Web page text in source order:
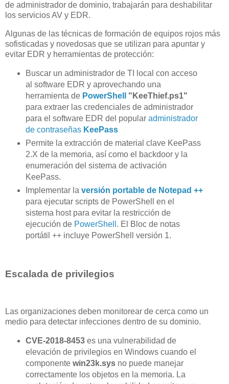
de administrador de dominio, trabajarán para deshabilitar
los servicios AV y EDR.
Algunas de las técnicas de formación de equipos rojos más
sofisticadas y novedosas que se utilizan para apuntar y
evitar EDR y herramientas de protección:
Buscar un administrador de TI local con acceso
al software EDR y aprovechando una
herramienta de PowerShell
"KeeThief.ps1"
para extraer las credenciales de administrador
para el software EDR del popular administrador
de contraseñas KeePass
Permite la extracción de material clave KeePass
2.X de la memoria, así como el backdoor y la
enumeración del sistema de activación
KeePass.
Implementar la versión portable de Notepad ++
para ejecutar scripts de PowerShell en el
sistema host para evitar la restricción de
ejecución de PowerShell . El Bloc de notas
portátil ++ incluye PowerShell versión 1.
Escalada de privilegios
Las organizaciones deben monitorear de cerca como un
medio para detectar infecciones dentro de su dominio.
CVE-2018-8453es una vulnerabilidad de
elevación de privilegios en Windows cuando el
componente win23k.sysno puede manejar
correctamente los objetos en la memoria. La